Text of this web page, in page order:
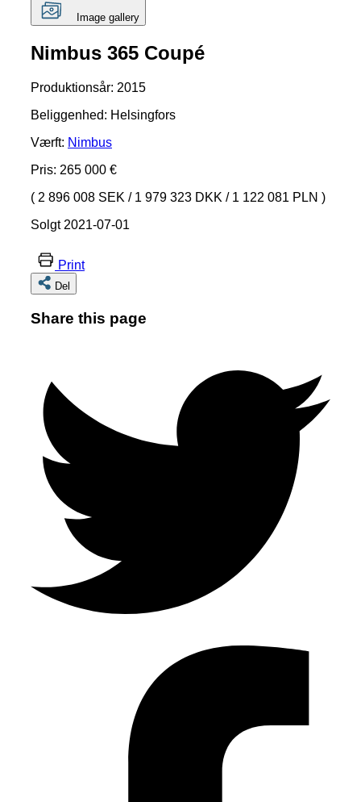
Image gallery
Nimbus 365 Coupé
Produktionsår: 2015
Beliggenhed: Helsingfors
Værft: Nimbus
Pris: 265 000 €
( 2 896 008 SEK /1 979 323 DKK /1 122 081 PLN )
Solgt 2021-07-01
Print
Del
Share this page